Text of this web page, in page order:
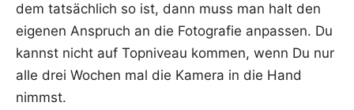
dem tat­säch­lich so ist, dann muss man halt den
eige­nen Anspruch an die Foto­gra­fie anpas­sen. Du
kannst nicht auf Top­ni­veau kom­men, wenn Du nur
alle drei Wochen mal die Kame­ra in die Hand
nimmst.